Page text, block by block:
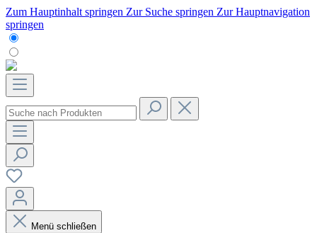
Zum Hauptinhalt springen Zur Suche springen Zur Hauptnavigation
springen
Menü schließen